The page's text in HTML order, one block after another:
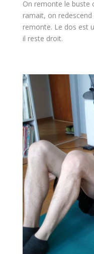
On remonte le buste
ramait, on
remonte. Le dos est
il reste droit.